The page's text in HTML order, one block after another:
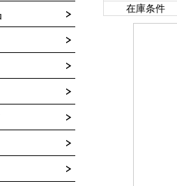
在庫条件